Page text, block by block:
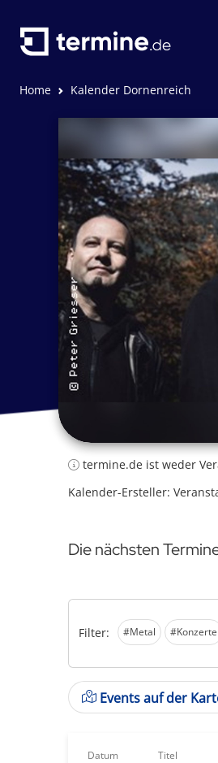
Home Kalender Dornenreich
termine.de ist weder
Kalender-Ersteller:
Die nächsten
Filter: #Metal #Konzerte
Events auf der
Datum Titel